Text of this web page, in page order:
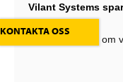
KONTAKTA OSS
Vilant Systems
Mer information om